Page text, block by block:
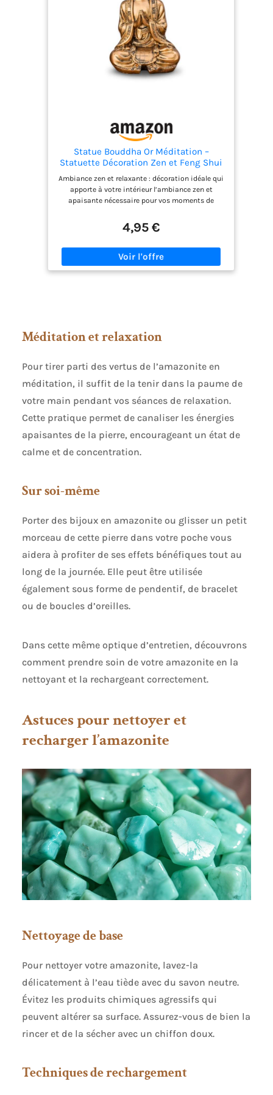
fonctionnelle Montage facile : suivez les
instructions pour un processus d'installation
sans couture Ce support de plante fait du
processus d'assemblage un projet agréable pour
toute la famille Variété d'options : disponible en
quatre versions à cinq et six couches ainsi que
différentes couleurs pour répondre à vos besoins
Statue Bouddha Or Méditation –
Statuette Décoration Zen et Feng Shui
– Apporte de la Spiritualité à Votre
Intérieur et Une Ambiance Relaxante –
Statue Porte-Bonheur – Hauteur: 12cm –
Zen’Light
Ambiance zen et relaxante : décoration idéale qui
apporte à votre intérieur l’ambiance zen et
apaisante nécessaire pour vos moments de
d’exotisme et de spiritualité dans votre
décoration d’intérieur Décoration feng shui :
indémodable, le bouddha est porteur de croyance
et de bienfaits et sa présence dans votre intérieur
que soit la pièce, elle y prendra place pour
apporter cette note de zenitude Bonne idée
formidable idée cadeau qui fera sans aucun
hauteur : 12 cm. largeur : 10 cm. profondeur : 5 cm
Le choix Zen’Light : faites confiance à notre
marque experte en décoration depuis 2007. nos
fontaines et nos statuettes sont développées
pour faire de votre intérieur un espace de détente
et de relaxation nécessaire à votre équilibre
4,95 €
Méditation et relaxation
Pour tirer parti des vertus de l’amazonite en
méditation, il suffit de la tenir dans la paume de
votre main pendant vos séances de relaxation.
Cette pratique permet de canaliser les énergies
apaisantes de la pierre, encourageant un état de
calme et de concentration.
Sur soi-même
Porter des bijoux en amazonite ou glisser un petit
morceau de cette pierre dans votre poche vous
aidera à profiter de ses effets bénéfiques tout au
long de la journée. Elle peut être utilisée
également sous forme de pendentif, de bracelet
ou de boucles d’oreilles.
Dans cette même optique d’entretien, découvrons
comment prendre soin de votre amazonite en la
nettoyant et la rechargeant correctement.
Astuces pour nettoyer et
recharger l’amazonite
Nettoyage de base
Pour nettoyer votre amazonite, lavez-la
délicatement à l’eau tiède avec du savon neutre.
Évitez les produits chimiques agressifs qui
peuvent altérer sa surface. Assurez-vous de bien la
rincer et de la sécher avec un chiffon doux.
Techniques de rechargement